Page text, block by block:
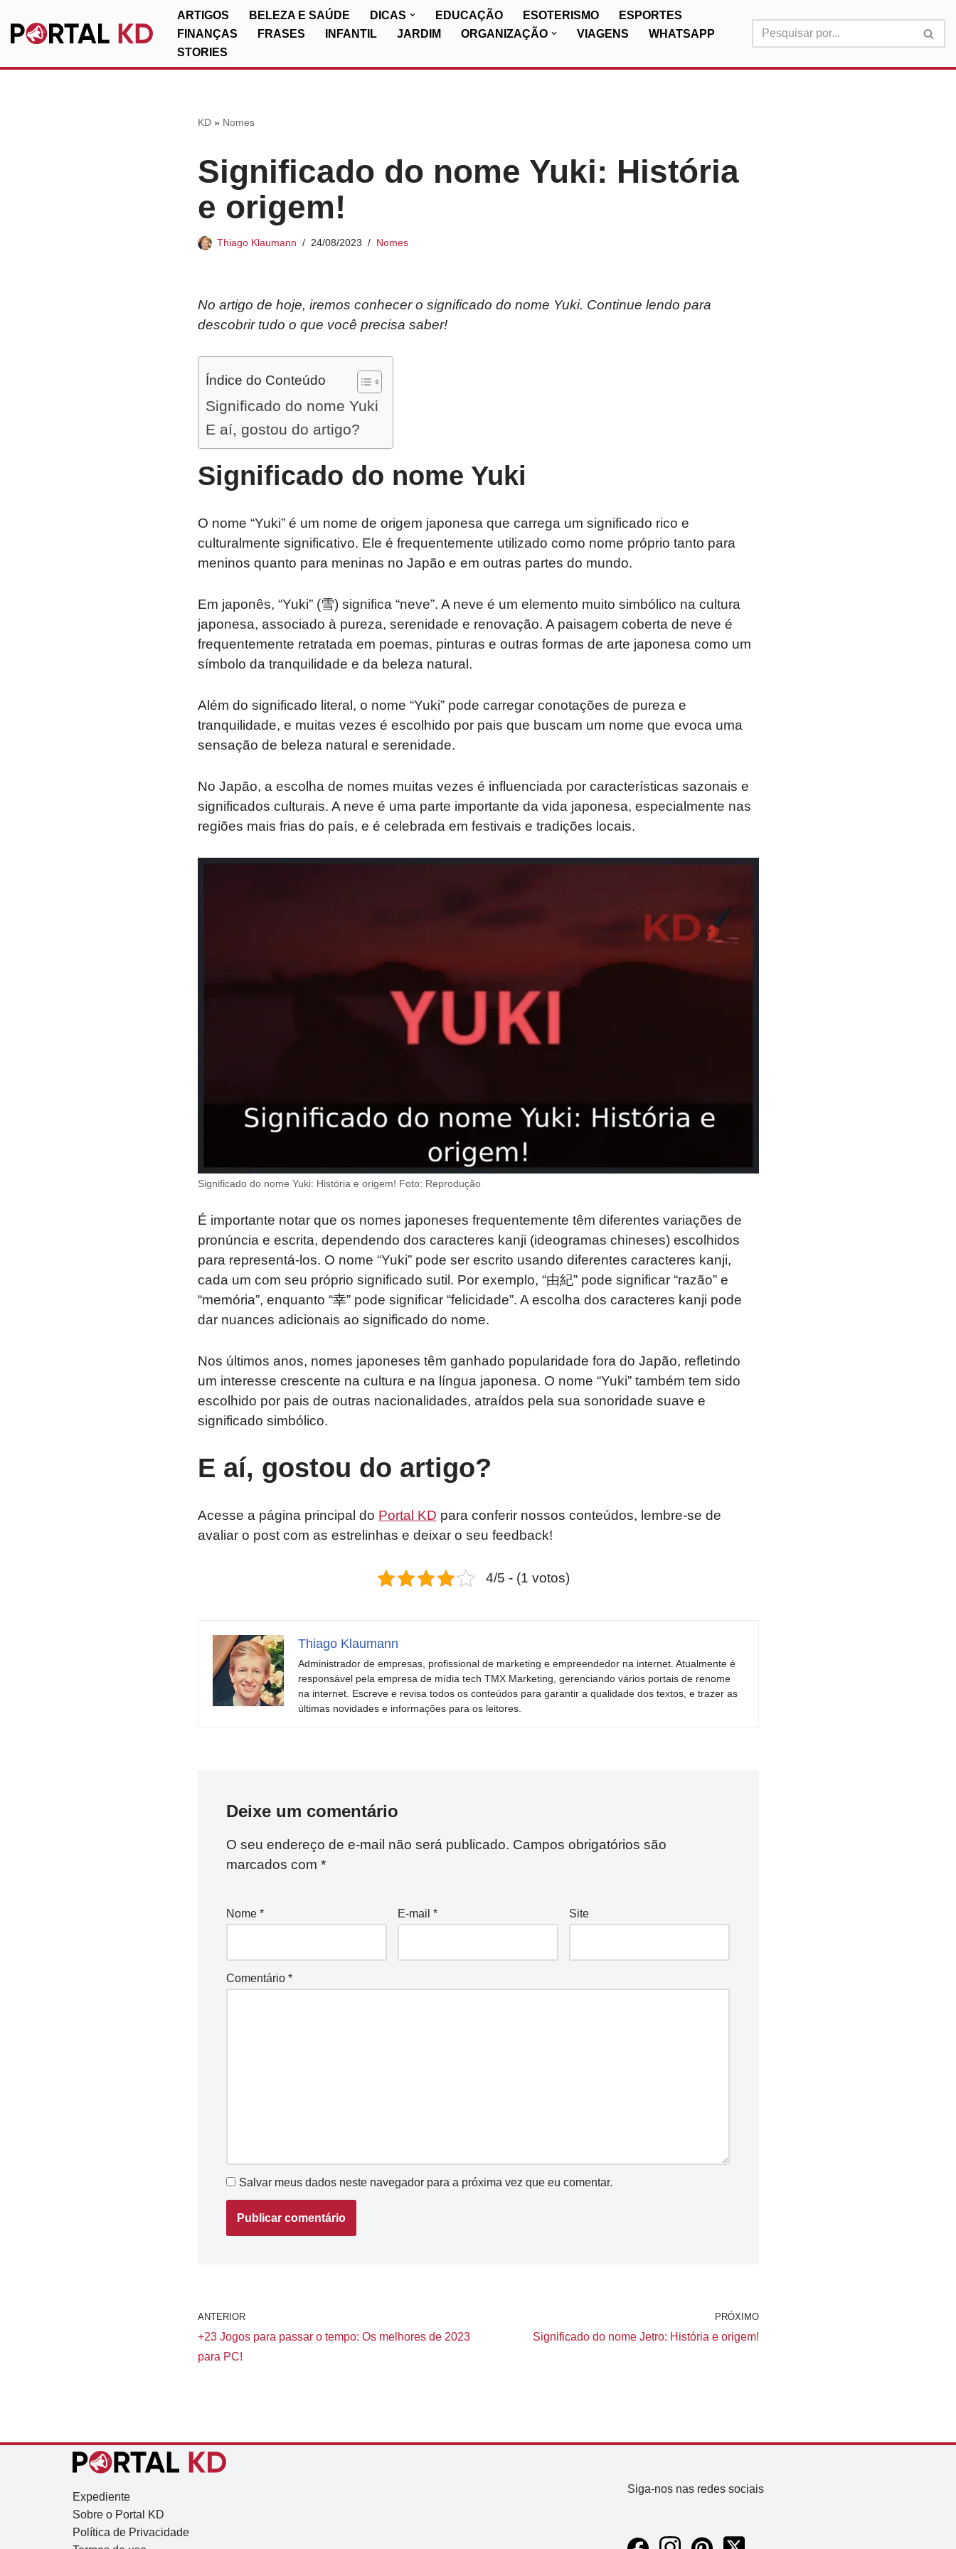
Pular
ARTIGOS BELEZA E SAÚDE DICAS EDUCAÇÃO ESOTERISMO
ESPORTES
FINANÇAS
FRASES INFANTIL JARDIM ORGANIZAÇÃO VIAGENS
WHATSAPP
STORIES
KD» Nomes
Significado do nome Yuki: História
e origem!
Thiago Klaumann 24/08/2023 Nomes
No artigo de hoje, iremos conhecer o significado do nome Yuki. Continue lendo para
descobrir tudo o que você precisa saber!
Índice do Conteúdo
Significado do nome Yuki
E aí, gostou do artigo?
Significado do nome Yuki
O nome “Yuki” é um nome de origem japonesa que carrega um significado rico e
culturalmente significativo. Ele é frequentemente utilizado como nome próprio tanto para
meninos quanto para meninas no Japão e em outras partes do mundo.
Em japonês, “Yuki” (雪) significa “neve”. A neve é um elemento muito simbólico na cultura
japonesa, associado à pureza, serenidade e renovação. A paisagem coberta de neve é
frequentemente retratada em poemas, pinturas e outras formas de arte japonesa como um
símbolo da tranquilidade e da beleza natural.
Além do significado literal, o nome “Yuki” pode carregar conotações de pureza e
tranquilidade, e muitas vezes é escolhido por pais que buscam um nome que evoca uma
sensação de beleza natural e serenidade.
No Japão, a escolha de nomes muitas vezes é influenciada por características sazonais e
significados culturais. A neve é uma parte importante da vida japonesa, especialmente nas
regiões mais frias do país, e é celebrada em festivais e tradições locais.
Significado do nome Yuki: História e origem! Foto: Reprodução
É importante notar que os nomes japoneses frequentemente têm diferentes variações de
pronúncia e escrita, dependendo dos caracteres kanji (ideogramas chineses) escolhidos
para representá-los. O nome “Yuki” pode ser escrito usando diferentes caracteres kanji,
cada um com seu próprio significado sutil. Por exemplo, “由紀” pode significar “razão” e
“memória”, enquanto “幸” pode significar “felicidade”. A escolha dos caracteres kanji pode
dar nuances adicionais ao significado do nome.
Nos últimos anos, nomes japoneses têm ganhado popularidade fora do Japão, refletindo
um interesse crescente na cultura e na língua japonesa. O nome “Yuki” também tem sido
escolhido por pais de outras nacionalidades, atraídos pela sua sonoridade suave e
significado simbólico.
E aí, gostou do artigo?
Acesse a página principal do Portal KD para conferir nossos conteúdos, lembre-se de
avaliar o post com as estrelinhas e deixar o seu feedback!
4/5 - (1 votos)
Thiago Klaumann
Administrador de empresas, profissional de marketing e empreendedor na internet. Atualmente é
responsável pela empresa de mídia tech TMX Marketing, gerenciando vários portais de renome
na internet. Escreve e revisa todos os conteúdos para garantir a qualidade dos textos, e trazer as
últimas novidades e informações para os leitores.
Deixe um comentário
O seu endereço de e-mail não será publicado. Campos obrigatórios são
marcados com *
Nome * E-mail * Site
Comentário *
Salvar meus dados neste navegador para a próxima vez que eu comentar.
ANTERIOR
+23 Jogos para passar o tempo: Os melhores de 2023
para PC!
PRÓXIMO
Significado do nome Jetro: História e origem!
Expediente
Sobre o Portal KD
Política de Privacidade
Siga-nos nas redes sociais